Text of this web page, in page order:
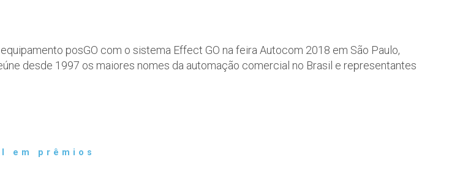
posGO com o sistema Effect GO na feira Autocom 2018 em São Paulo,
desde 1997 os maiores nomes da automação comercial no Brasil e representantes
em prêmios